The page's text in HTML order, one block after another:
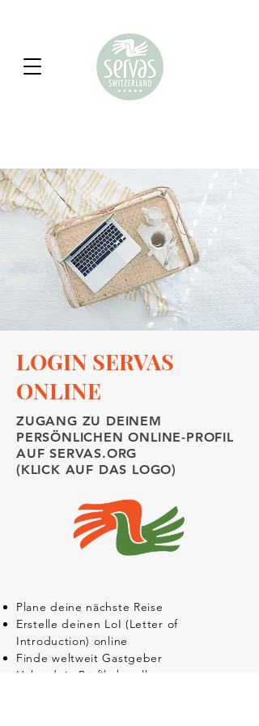
LOGIN SERVAS
ONLINE
ZUGANG ZU DEINEM
PERSÖNLICHEN ONLINE-PROFIL
AUF SERVAS.ORG
(KLICK AUF DAS LOGO)
Plane deine nächste Reise
Erstelle deinen LoI (Letter of
Introduction) online
Finde weltweit Gastgeber
Halte dein Profil aktuell